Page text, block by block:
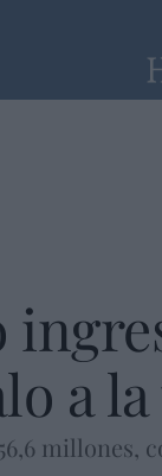
a
millones,